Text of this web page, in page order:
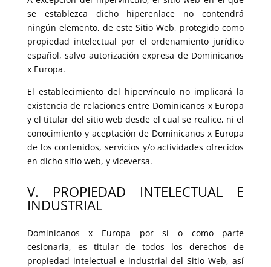
se establezca dicho hiperenlace no contendrá
ningún elemento, de este Sitio Web, protegido como
propiedad intelectual por el ordenamiento jurídico
español, salvo autorización expresa de Dominicanos
x Europa.
El establecimiento del hipervínculo no implicará la
existencia de relaciones entre Dominicanos x Europa
y el titular del sitio web desde el cual se realice, ni el
conocimiento y aceptación de Dominicanos x Europa
de los contenidos, servicios y/o actividades ofrecidos
en dicho sitio web, y viceversa.
V. PROPIEDAD INTELECTUAL E
INDUSTRIAL
Dominicanos x Europa por sí o como parte
cesionaria, es titular de todos los derechos de
propiedad intelectual e industrial del Sitio Web, así